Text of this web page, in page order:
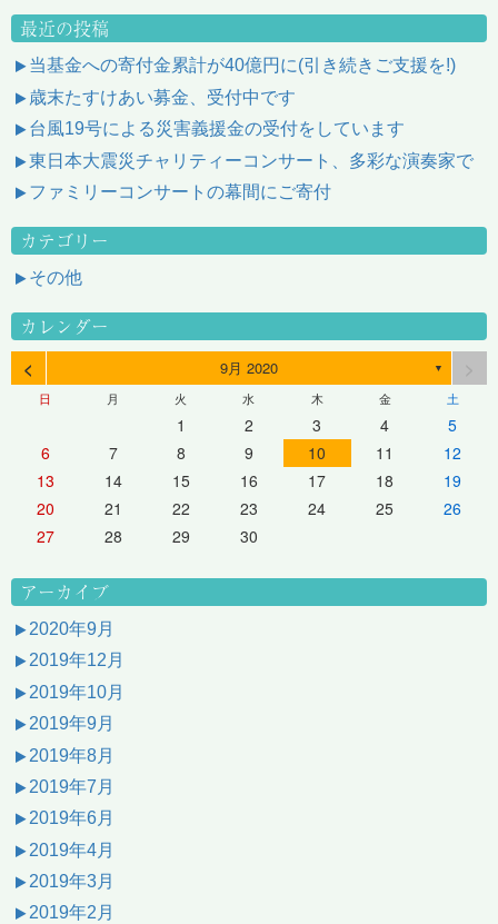
最近の投稿
当基金への寄付金累計が40億円に(引き続きご支援を!)
歳末たすけあい募金、受付中です
台風19号による災害義援金の受付をしています
東日本大震災チャリティーコンサート、多彩な演奏家で
ファミリーコンサートの幕間にご寄付
カテゴリー
その他
カレンダー
< 9月 2020 ▼
日 月 火 水 木 金 土
1 2 3 4
5
6
7 8 9 10 11
12
13
14 15 16 17 18
19
20
21 22 23 24 25
26
27
28 29 30
アーカイブ
2020年9月
2019年12月
2019年10月
2019年9月
2019年8月
2019年7月
2019年6月
2019年4月
2019年3月
2019年2月